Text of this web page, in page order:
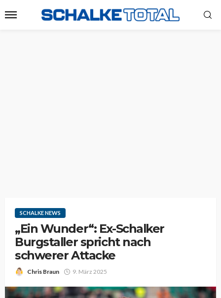
SCHALKE NEWS
„Ein Wunder“: Ex-Schalker
Burgstaller spricht nach
schwerer Attacke
Chris Braun 9. März 2025